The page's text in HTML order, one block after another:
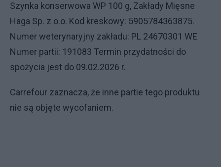
Szynka konserwowa WP 100 g, Zakłady Mięsne
Haga Sp. z o.o. Kod kreskowy: 5905784363875.
Numer weterynaryjny zakładu: PL 24670301 WE
Numer partii: 191083 Termin przydatności do
spożycia jest do 09.02.2026 r.
Carrefour zaznacza, że inne partie tego produktu
nie są objęte wycofaniem.